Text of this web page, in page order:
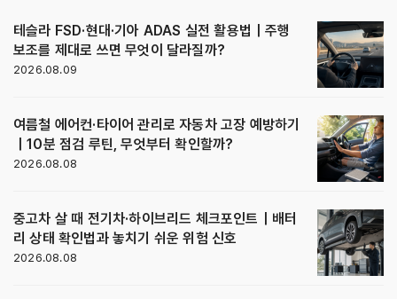
테슬라 FSD·현대·기아 ADAS 실전 활용법｜주행
보조를 제대로 쓰면 무엇이 달라질까?
2026.08.09
여름철 에어컨·타이어 관리로 자동차 고장 예방하기
｜10분 점검 루틴, 무엇부터 확인할까?
2026.08.08
중고차 살 때 전기차·하이브리드 체크포인트｜배터
리 상태 확인법과 놓치기 쉬운 위험 신호
2026.08.08